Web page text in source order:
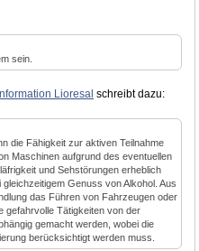
sein.
Lioresal schreibt dazu:
die Fähigkeit zur aktiven Teilnahme
Maschinen aufgrund des eventuellen
und Sehstörungen erheblich
Genuss von Alkohol. Aus
das Führen von Fahrzeugen oder
gefahrvolle Tätigkeiten von der
gemacht werden, wobei die
berücksichtigt werden muss.